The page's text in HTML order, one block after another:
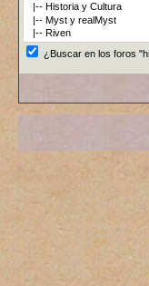
¿Buscar en los foros